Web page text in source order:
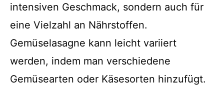
intensiven Geschmack, sondern auch für
eine Vielzahl an Nährstoffen.
Gemüselasagne kann leicht variiert
werden, indem man verschiedene
Gemüsearten oder Käsesorten hinzufügt.